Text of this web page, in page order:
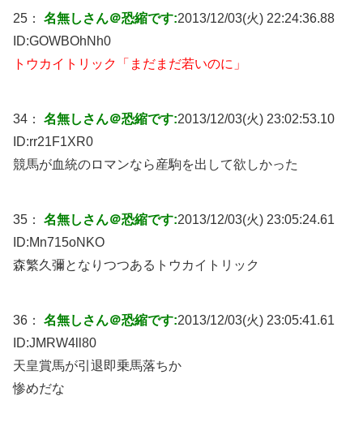
25： 名無しさん＠恐縮です:2013/12/03(火) 22:24:36.88
ID:GOWBOhNh0
トウカイトリック「まだまだ若いのに」
34： 名無しさん＠恐縮です:2013/12/03(火) 23:02:53.10
ID:rr21F1XR0
競馬が血統のロマンなら産駒を出して欲しかった
35： 名無しさん＠恐縮です:2013/12/03(火) 23:05:24.61
ID:Mn715oNKO
森繁久彌となりつつあるトウカイトリック
36： 名無しさん＠恐縮です:2013/12/03(火) 23:05:41.61
ID:JMRW4ll80
天皇賞馬が引退即乗馬落ちか
惨めだな